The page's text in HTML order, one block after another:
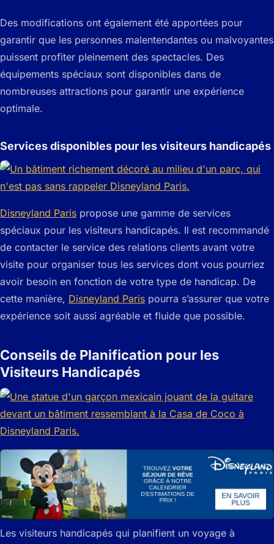
Des modifications ont également été apportées pour
garantir que les personnes malentendantes ou malvoyantes
puissent profiter pleinement des spectacles. Des
équipements spéciaux sont disponibles dans de
nombreuses attractions pour garantir une expérience
optimale.
Services disponibles pour les visiteurs handicapés
Disneyland Paris propose une gamme de services
spéciaux pour les visiteurs handicapés. Il est recommandé
de contacter le service des relations clients avant votre
visite pour organiser tous les services dont vous pourriez
avoir besoin en fonction de votre type de handicap. De
cette manière, Disneyland Paris pourra s’assurer que votre
expérience soit aussi agréable et fluide que possible.
Conseils de Planification pour les
Visiteurs Handicapés
Les visiteurs handicapés qui planifient un voyage à